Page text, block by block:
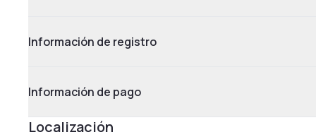
Información de registro
Información de pago
Localización